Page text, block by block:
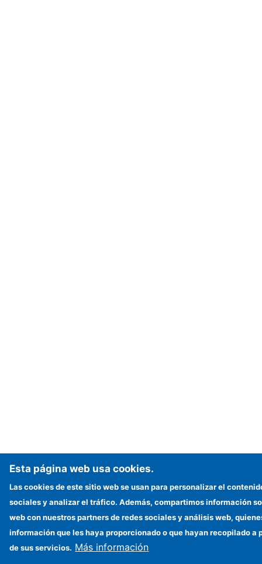
Esta página web usa cookies.
Las cookies de este sitio web se usan para personalizar el
sociales y analizar el tráfico. Además, compartimos información
web con nuestros partners de redes sociales y análisis web,
información que les haya proporcionado o que hayan recopilado a
de sus servicios. Más información